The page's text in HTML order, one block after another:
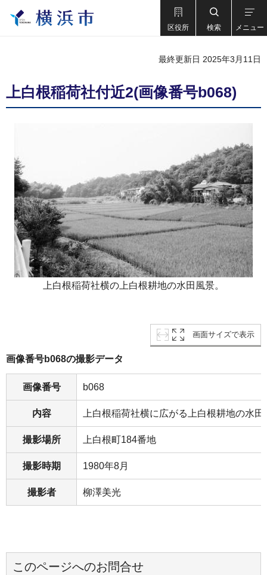
区役所 検索 メニュー
最終更新日 2025年3月11日
上白根稲荷社付近2(画像番号b068)
上白根稲荷社横の上白根耕地の水田風景。
画面サイズで表示
画像番号b068の撮影データ
画像番号 b068
内容 上白根稲荷社横に広がる上白根耕地の水田
撮影場所 上白根町184番地
撮影時期 1980年8月
撮影者 柳澤美光
このページへのお問合せ